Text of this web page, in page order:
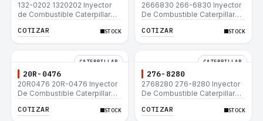
132-0202 1320202 Inyector
de Combustible Caterpillar®
3516C 854G 992G
COTIZAR STOCK
2666830 266-6830 Inyector
De Combustible Caterpillar®
COTIZAR STOCK
CATERPILLAR
20R-0476
20R0476 20R-0476 Inyector
De Combustible Caterpillar®
COTIZAR STOCK
CATERPILLAR
276-8280
2768280 276-8280 Inyector
De Combustible Caterpillar®
COTIZAR STOCK